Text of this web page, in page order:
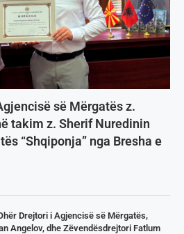
së Mërgatës z.
takim z. Sherif Nuredinin
“Shqiponja” nga Bresha e
Drejtori i Agjencisë së Mërgatës,
Angelov, dhe Zëvendësdrejtori Fatlum